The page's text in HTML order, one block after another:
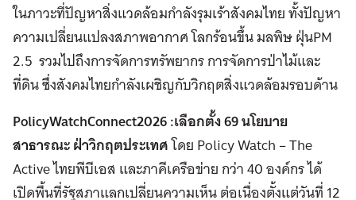
ในภาวะที่ปัญหาสิ่งแวดล้อมกำลังรุมเร้าสังคมไทย ทั้งปัญหา
ความเปลี่ยนแปลงสภาพอากาศ โลกร้อนขึ้น มลพิษ ฝุ่นPM
2.5 รวมไปถึงการจัดการทรัพยากร การจัดการป่าไม้และ
ที่ดิน ซึ่งสังคมไทยกำลังเผชิญกับวิกฤตสิ่งแวดล้อมรอบด้าน
PolicyWatchConnect2026 :เลือกตั้ง 69นโยบาย
สาธารณะ ฝ่าวิกฤตประเทศโดย Policy Watch – The
Active ไทยพีบีเอส และภาคีเครือข่าย กว่า 40 องค์กร ได้
เปิดพื้นที่รัฐสภาแลกเปลี่ยนความเห็น ต่อเนื่องตั้งแต่วันที่ 12